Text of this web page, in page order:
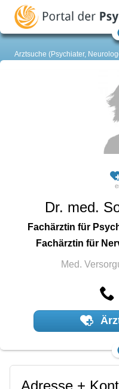
Arztsuche (Psychiater,
Dr. med.
Fachärztin für
Fachärztin für
Med.
Adresse +